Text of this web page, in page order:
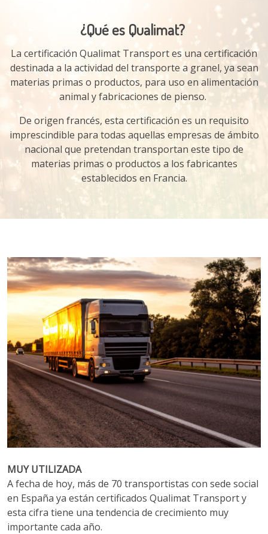
¿Qué es Qualimat?
La certificación Qualimat Transport es una certificación
destinada a la actividad del transporte a granel, ya sean
materias primas o productos, para uso en alimentación
animal y fabricaciones de pienso.
De origen francés, esta certificación es un requisito
imprescindible para todas aquellas empresas de ámbito
nacional que pretendan transportan este tipo de
materias primas o productos a los fabricantes
establecidos en Francia.
MUY UTILIZADA
A fecha de hoy, más de 70 transportistas con sede social
en España ya están certificados Qualimat Transport y
esta cifra tiene una tendencia de crecimiento muy
importante cada año.